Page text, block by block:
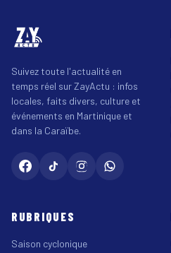
Suivez toute l'actualité en
temps réel sur ZayActu : infos
locales, faits divers, culture et
événements en Martinique et
dans la Caraïbe.
RUBRIQUES
Saison cyclonique